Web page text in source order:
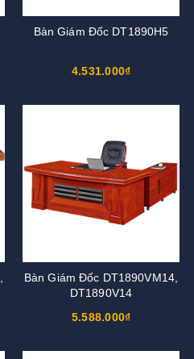
Bàn Giám Đốc DT1890H5
4.531.000₫
Bàn Giám Đốc DT1890VM14,
DT1890V14
5.588.000₫